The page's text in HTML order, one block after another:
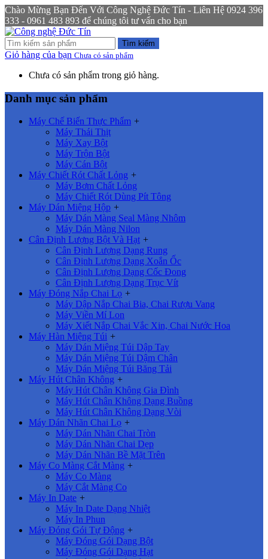
Chào Mừng Bạn Đến Với Công Nghệ Đức Tín - Liên Hệ 0924 396
333 - 0961 483 893 để chúng tôi tư vấn cho bạn
Tìm kiếm
Giỏ hàng của bạn Chưa có sản phẩm
Chưa có sản phẩm trong giỏ hàng.
Danh mục sản phẩm
Máy Chế Biến Thực Phẩm +
Máy Thái Thịt
Máy Xay Bột
Máy Trộn Bột
Máy Cán Bột
Máy Chiết Rót Chất Lỏng +
Máy Bơm Chất Lỏng
Máy Chiết Rót Dùng Pít Tông
Máy Dán Miệng Hộp +
Máy Dán Màng Seal Màng Nhôm
Máy Dán Màng Nilon
Cân Định Lượng Bột Và Hạt +
Cân Định Lượng Dạng Rung
Cân Định Lượng Dạng Xoắn Ốc
Cân Định Lượng Dạng Cốc Đong
Cân Định Lượng Dạng Trục Vít
Máy Đóng Nắp Chai Lọ +
Máy Dập Nắp Chai Bia, Chai Rượu Vang
Máy Viền Mí Lon
Máy Xiết Nắp Chai Vắc Xin, Chai Nước Hoa
Máy Hàn Miệng Túi +
Máy Dán Miệng Túi Dập Tay
Máy Dán Miệng Túi Dậm Chân
Máy Dán Miệng Túi Băng Tải
Máy Hút Chân Không +
Máy Hút Chân Không Gia Đình
Máy Hút Chân Không Dạng Buồng
Máy Hút Chân Không Dạng Vòi
Máy Dán Nhãn Chai Lọ +
Máy Dán Nhãn Chai Tròn
Máy Dán Nhãn Chai Dẹp
Máy Dán Nhãn Bề Mặt Trên
Máy Co Màng Cắt Màng +
Máy Co Màng
Máy Cắt Màng Co
Máy In Date +
Máy In Date Dạng Nhiệt
Máy In Phun
Máy Đóng Gói Tự Động +
Máy Đóng Gói Dạng Bột
Máy Đóng Gói Dạng Hạt